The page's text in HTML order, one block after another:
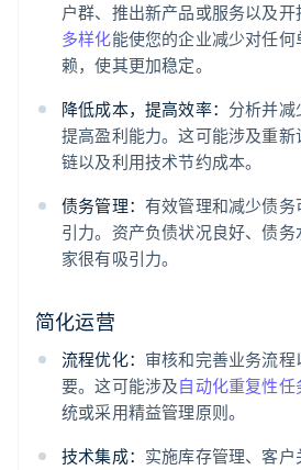
户群、推出新产品或服务以及开
多样化能使您的企业减少对任
赖，使其更加稳定。
降低成本，提高效率： 分析并减
提高盈利能力。这可能涉及重
链以及利用技术节约成本。
债务管理： 有效管理和减少债
引力。资产负债状况良好、债
家很有吸引力。
简化运营
流程优化： 审核和完善业务流
要。这可能涉及自动化重复性任
统或采用精益管理原则。
技术集成： 实施库存管理、客